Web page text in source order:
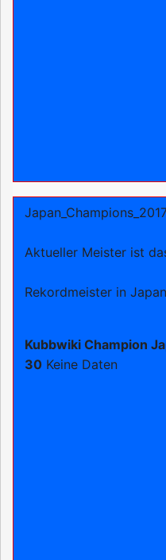
Aktueller Meister ist
Rekordmeister in
Kubbwiki Champion
30 Keine Daten